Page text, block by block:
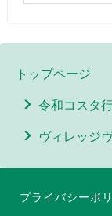
トップページ
令和コスタ
ヴィレッジ
プライバシーポ